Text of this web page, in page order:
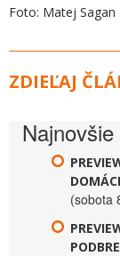
Foto: Matej Sagan
ZDIEĽAJ
(sobota